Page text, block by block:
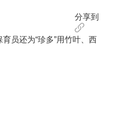
分享到
员还为“珍多”用竹叶、西